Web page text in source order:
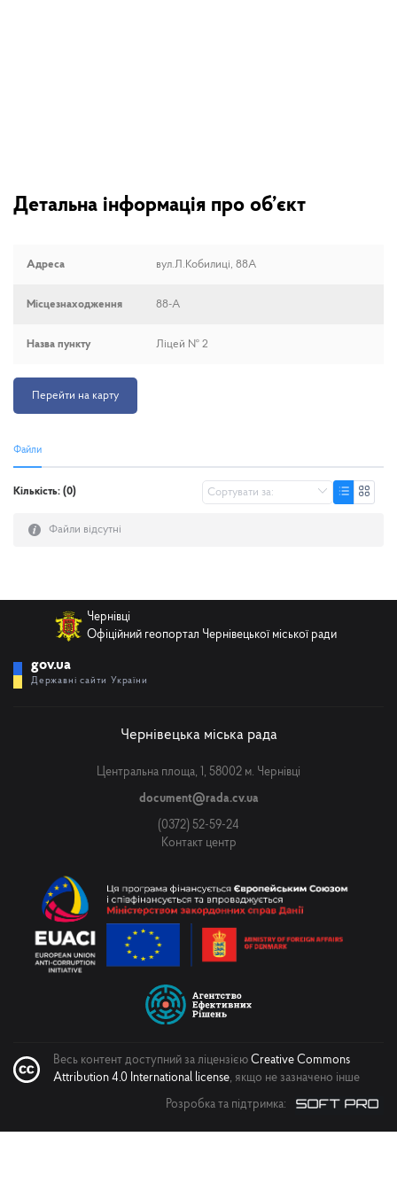
Детальна інформація про об’єкт
Адреса вул.Л.Кобилиці, 88А
Місцезнаходження 88-А
Назва пункту Ліцей № 2
Перейти на карту
Файли
Кількість: (0)
Файли відсутні
Чернівці
Офіційний геопортал Чернівецької міської ради
gov.ua
Державні сайти України
Чернівецька міська рада
Центральна площа, 1, 58002 м. Чернівці
document@rada.cv.ua
(0372) 52-59-24
Контакт центр
Весь контент доступний за ліцензією Creative Commons
Attribution 4.0 International license, якщо не зазначено інше
Розробка та підтримка: